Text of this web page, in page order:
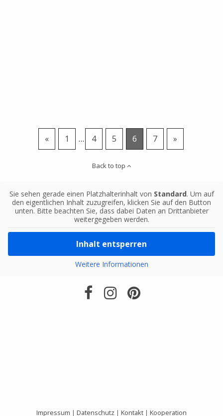
« 1 … 4 5 6 7 »
Back to top
Sie sehen gerade einen Platzhalterinhalt von Standard. Um auf
den eigentlichen Inhalt zuzugreifen, klicken Sie auf den Button
unten. Bitte beachten Sie, dass dabei Daten an Drittanbieter
weitergegeben werden.
Inhalt entsperren
Weitere Informationen
Impressum | Datenschutz | Kontakt | Kooperation